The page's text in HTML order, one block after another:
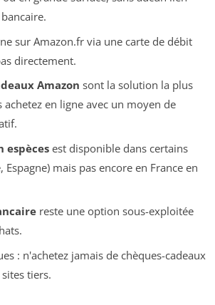
sur Amazon.fr via une carte de débit
directement.
Amazon sont la solution la plus
achetez en ligne avec un moyen de
espècesest disponible dans certains
Espagne) mais pas encore en France en
reste une option sous-exploitée
: n'achetez jamais de chèques-cadeaux
tiers.